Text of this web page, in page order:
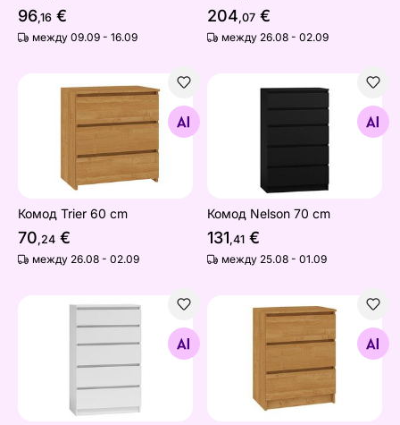
96,16 €
между 09.09 - 16.09
204,07 €
между 26.08 - 02.09
Комод Trier 60 cm
Найдите похожие
Комод Trier 60 cm
70,24 €
между 26.08 - 02.09
Найдите похожие
Комод Nelson 70 cm
131,41 €
между 25.08 - 01.09
Комод Nelson 70 cm
Найдите похожие Найдите похожие